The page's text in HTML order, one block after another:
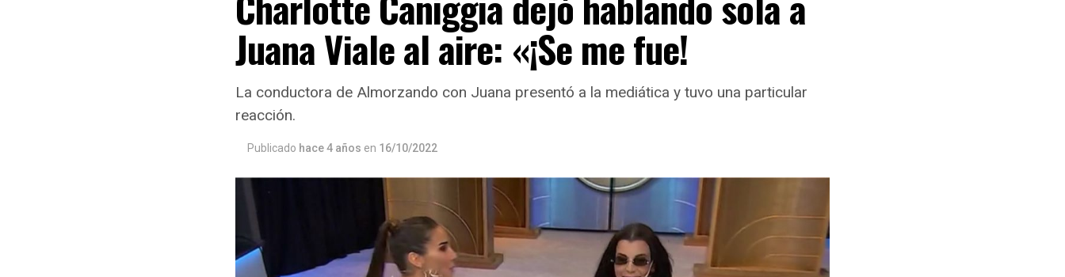
Juana Viale al aire: «¡Se me fue!
La conductora de Almorzando con Juana presentó a la mediática y tuvo una particular
reacción.
Publicado hace 4 años en 16/10/2022